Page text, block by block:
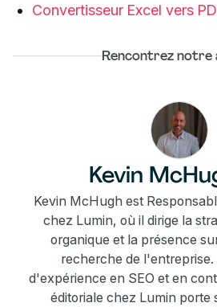
Convertisseur Excel vers
Rencontrez notre
Kevin
Kevin McHugh est
chez Lumin, où il dirige la
organique et la présence
recherche de l'entreprise.
d'expérience en SEO et en
éditoriale chez Lumin porte